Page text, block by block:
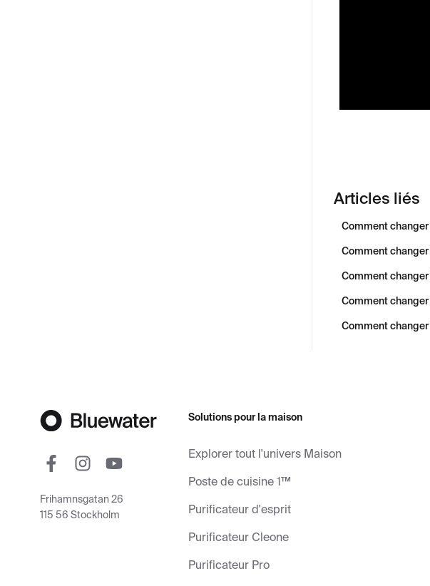
Articles liés
Comment changer
Comment changer
Comment changer
Comment changer
Comment changer
Solutions pour la maison
Explorer tout l'univers Maison
Poste de cuisine 1™
Purificateur d'esprit
Purificateur Cleone
Purificateur Pro
Frihamnsgatan 26
115 56 Stockholm